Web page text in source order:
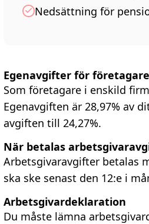
Nedsättning för
Egenavgifter för företagare
Som företagare i enskild
Egenavgiften är 28,97% av
avgiften till 24,27%.
När betalas
Arbetsgivaravgifter betalas
ska ske senast den 12:e i
Arbetsgivardeklaration
Du måste lämna